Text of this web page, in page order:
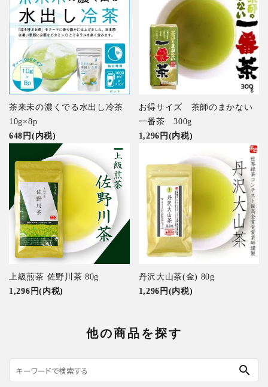
茶来未の濃くでる水出し冷茶
10g×8p
648円(内税)
お得サイズ 茶師のまかない
一番茶 300g
1,296円(内税)
上級煎茶 佐野川茶 80g
1,296円(内税)
丹沢大山茶(金) 80g
1,296円(内税)
他の商品を探す
search